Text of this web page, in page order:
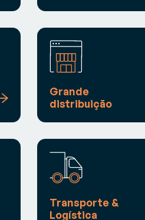
Grande
distribuição
Transporte &
Logística